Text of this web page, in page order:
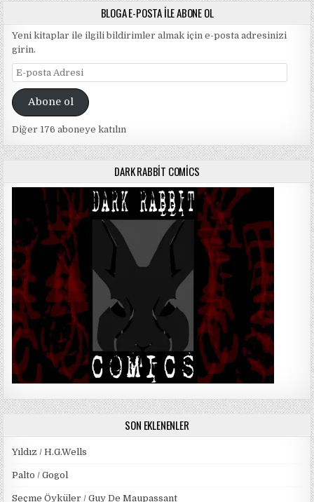
BLOGA E-POSTA ILE ABONE OL
Yeni kitaplar ile ilgili bildirimler almak için e-posta adresinizi
girin.
E-
posta
AdresiAbone ol
Diğer 176 aboneye katılın
DARK RABBIT COMICS
SON EKLENENLER
Yıldız / H.G.Wells
Palto / Gogol
Seçme Öyküler / Guy De Maupassant